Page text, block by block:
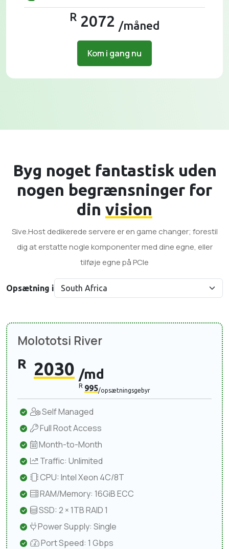
R2072 /måned
Kom i gang nu
Byg noget fantastisk uden
nogen begrænsninger for
din vision
Sive.Host dedikerede servere er en game changer; forestil
dig at erstatte nogle komponenter med dine egne, eller
tilføje egne på PCle
Opsætning i
Molototsi River
R 2030 /md
R 995/opsætningsgebyr
Self Managed
Full Root Access
Month-to-Month
Traffic: Unlimited
CPU: Intel Xeon 4C/8T
RAM/Memory: 16GiB ECC
SSD: 2 × 1TB RAID 1
Power Supply: Single
Port Speed: 1 Gbps